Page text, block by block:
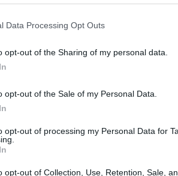
Data Processing Opt Outs
opt-out of the Sharing of my personal data.
opt-out of the Sale of my Personal Data.
opt-out of processing my Personal Data for
opt-out of Collection, Use, Retention, Sale,